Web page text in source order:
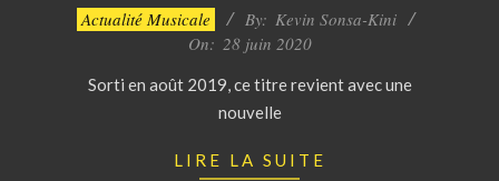
2020-
Actualité Musicale By: Kevin Sonsa-Kini
On: 28 juin 2020
Sorti en août 2019, ce titre revient avec une
nouvelle
LIRE LA SUITE